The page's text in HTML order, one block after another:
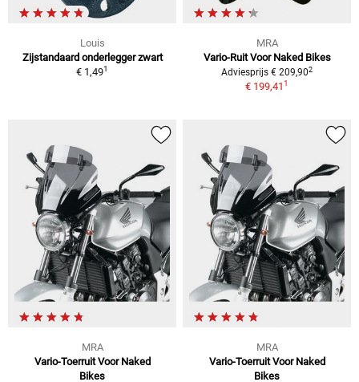
Louis
Zijstandaard onderlegger zwart
€ 1,491
MRA
Vario-Ruit Voor Naked Bikes
Adviesprijs € 209,902
€ 199,411
MRA
Vario-Toerruit Voor Naked
Bikes
MRA
Vario-Toerruit Voor Naked
Bikes